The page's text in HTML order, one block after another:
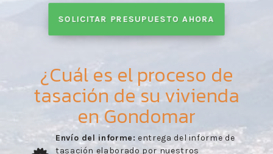
SOLICITAR PRESUPUESTO AHORA
¿Cuál es el proceso de
tasación de su vivienda
en Gondomar
Envío del informe: entrega del informe de
tasación elaborado por nuestros